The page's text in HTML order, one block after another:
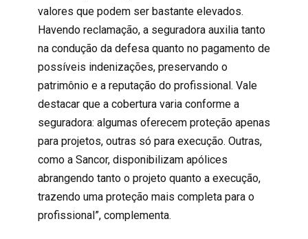
valores que podem ser bastante elevados.
Havendo reclamação, a seguradora auxilia tanto
na condução da defesa quanto no pagamento de
possíveis indenizações, preservando o
patrimônio e a reputação do profissional. Vale
destacar que a cobertura varia conforme a
seguradora: algumas oferecem proteção apenas
para projetos, outras só para execução. Outras,
como a Sancor, disponibilizam apólices
abrangendo tanto o projeto quanto a execução,
trazendo uma proteção mais completa para o
profissional”, complementa.